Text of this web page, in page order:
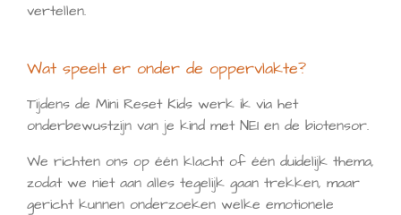
vertellen.
Wat speelt er onder de oppervlakte?
Tijdens de Mini Reset Kids werk ik via het
onderbewustzijn van je kind met NEI en de biotensor.
We richten ons op één klacht of één duidelijk thema,
zodat we niet aan alles tegelijk gaan trekken, maar
gericht kunnen onderzoeken welke emotionele